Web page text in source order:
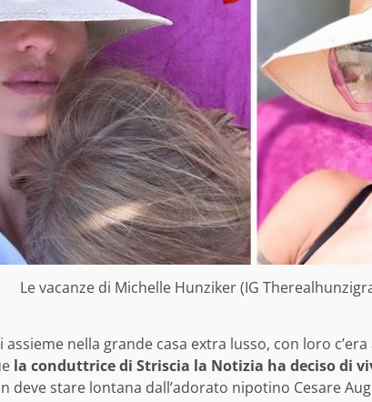
Le vacanze di Michelle Hunziker (IG
nella grande casa extra lusso, con loro
la conduttrice di Striscia la Notizia ha deciso di
deve stare lontana dall’adorato nipotino Cesare